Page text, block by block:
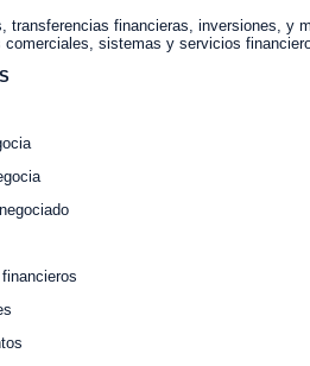
transferencias financieras, inversiones, y
comerciales, sistemas y servicios